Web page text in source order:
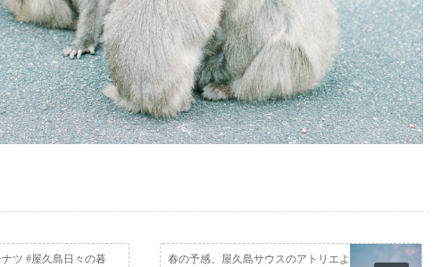
ツ #屋久島日々の暮
春の予感、屋久島サウスのアトリエよ